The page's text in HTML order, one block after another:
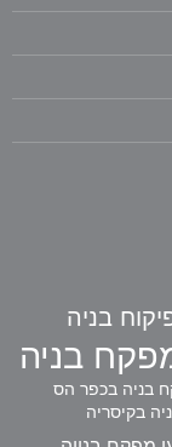
בניה
בניה
בניה בכפר הס
בקיסריה